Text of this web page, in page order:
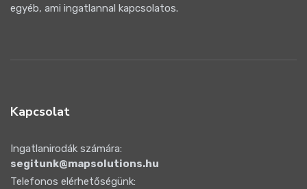
egyéb, ami ingatlannal kapcsolatos.
Kapcsolat
Ingatlanirodák számára:
segitunk@mapsolutions.hu
Telefonos elérhetőségünk: